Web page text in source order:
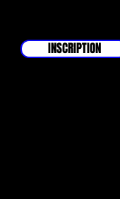
INSCRIPTION